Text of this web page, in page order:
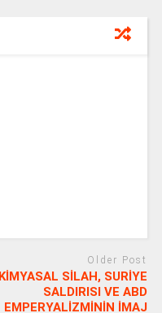
Older Post
KİMYASAL SİLAH, SURİYE
SALDIRISI VE ABD
EMPERYALİZMİNİN İMAJ